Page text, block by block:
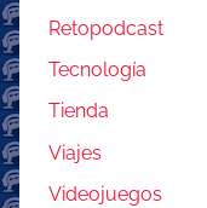
Retopodcast
Tecnología
Tienda
Viajes
Videojuegos